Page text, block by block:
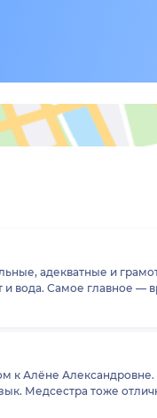
адекватные и
и вода. Самое главное —
к Алёне Александровне.
Медсестра тоже